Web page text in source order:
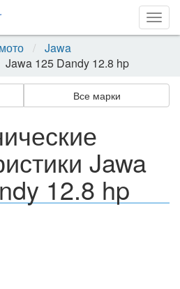
Jawa
Jawa 125 Dandy 12.8 hp
Все марки
Jawa
12.8 hp